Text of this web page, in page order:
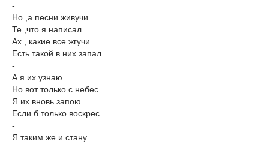
-
Но ,а песни живучи
Те ,что я написал
Ах , какие все жгучи
Есть такой в них запал
-
А я их узнаю
Но вот только с небес
Я их вновь запою
Если б только воскрес
-
Я таким же и стану